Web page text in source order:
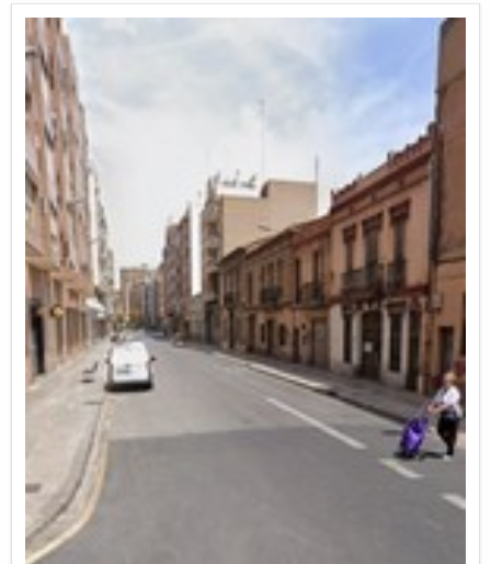
Por ello, solicitamos actuar sobre el alumbrado
de esta calle, sustituyendo el tipo de farola y
cambiando su posición para conseguir
iluminar las aceras respetando el arbolado
existente.